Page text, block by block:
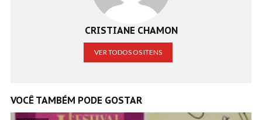
CRISTIANE CHAMON
VER TODOS OS ITENS
VOCÊ TAMBÉM PODE GOSTAR